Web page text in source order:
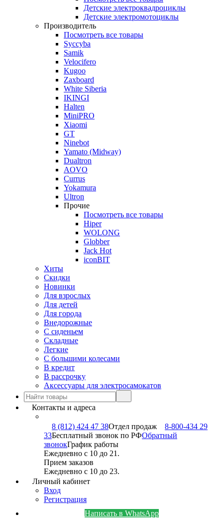
Детские электроквадроциклы
Детские электромотоциклы
Производитель
Посмотреть все товары
Syccyba
Samik
Velocifero
Kugoo
Zaxboard
White Siberia
IKINGI
Halten
MiniPRO
Xiaomi
GT
Ninebot
Yamato (Midway)
Dualtron
AOVO
Currus
Yokamura
Ultron
Прочие
Посмотреть все товары
Hiper
WOLONG
Globber
Jack Hot
iconBIT
Хиты
Скидки
Новинки
Для взрослых
Для детей
Для города
Внедорожные
С сиденьем
Складные
Легкие
С большими колесами
В кредит
В рассрочку
Аксессуары для электросамокатов
Контакты и адреса
8 (812) 424 47 38Отдел продаж
8-800-434 29
33Бесплатный звонок по РФОбратный
звонокГрафик работы
Ежедневно с 10 до 21.
Прием заказов
Ежедневно с 10 до 23.
Личный кабинет
Вход
Регистрация
Написать в WhatsApp